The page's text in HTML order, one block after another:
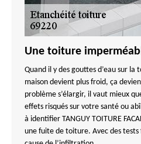
Une toiture
Quand il y des gouttes d’eau sur
maison devient plus froid, ça
problème s’élargir, il vaut mieux
effets risqués sur votre santé ou
à identifier TANGUY TOITURE
une fuite de toiture. Avec des